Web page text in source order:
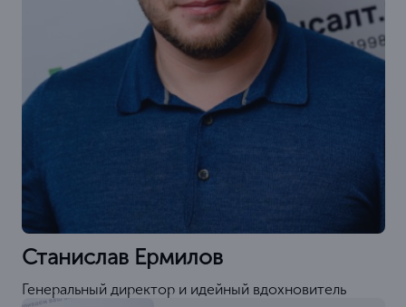
Станислав Ермилов
Генеральный директор и идейный вдохновитель